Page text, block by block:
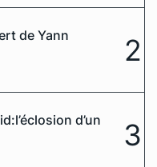
de Yann
2
d’un
3